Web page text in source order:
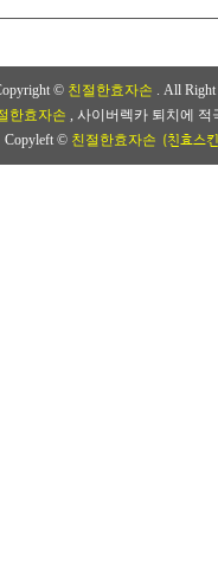
© 친절한효자손 . All Right
한효자손 , 사이버렉카 퇴치에 적
Copyleft © 친절한효자손 (친효스